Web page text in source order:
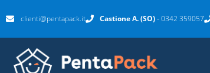
clienti@pentapack.it Castione A. (SO)- 0342 359057